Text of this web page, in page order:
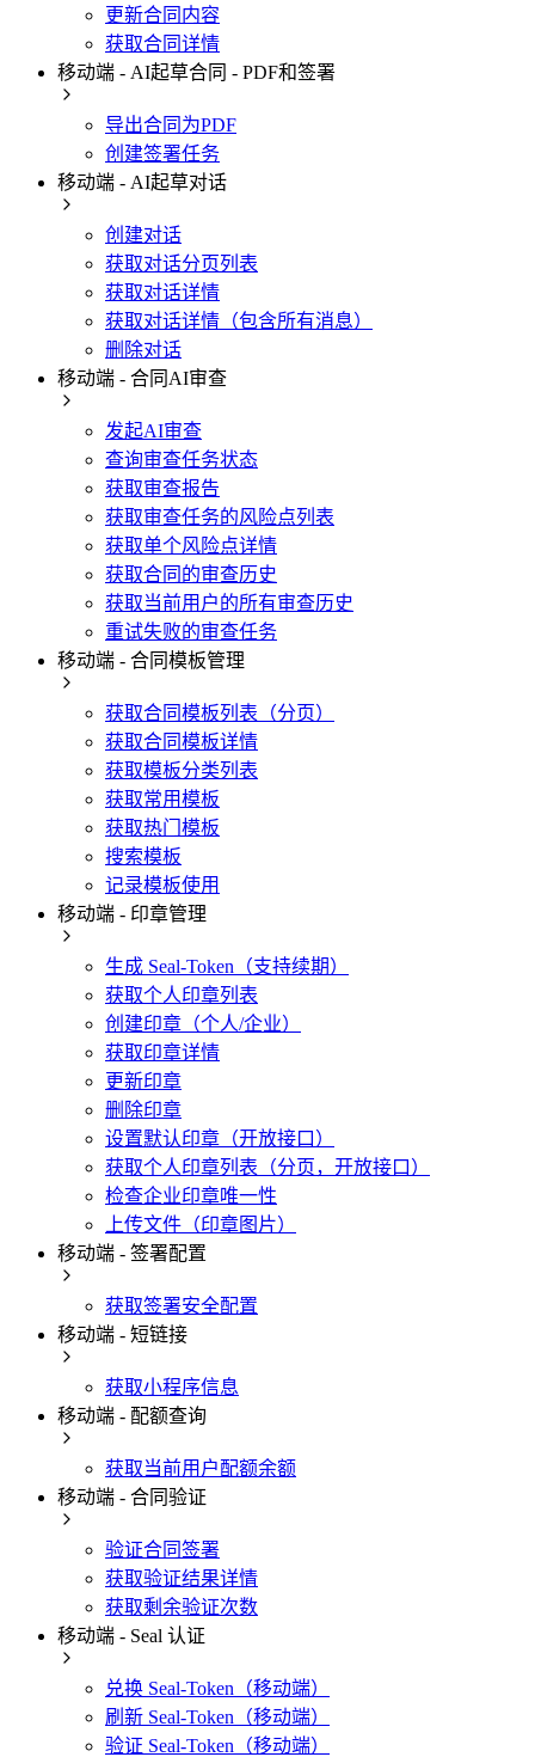
更新合同内容
获取合同详情
移动端 - AI起草合同 - PDF和签署
导出合同为PDF
创建签署任务
移动端 - AI起草对话
创建对话
获取对话分页列表
获取对话详情
获取对话详情（包含所有消息）
删除对话
移动端 - 合同AI审查
发起AI审查
查询审查任务状态
获取审查报告
获取审查任务的风险点列表
获取单个风险点详情
获取合同的审查历史
获取当前用户的所有审查历史
重试失败的审查任务
移动端 - 合同模板管理
获取合同模板列表（分页）
获取合同模板详情
获取模板分类列表
获取常用模板
获取热门模板
搜索模板
记录模板使用
移动端 - 印章管理
生成 Seal-Token（支持续期）
获取个人印章列表
创建印章（个人/企业）
获取印章详情
更新印章
删除印章
设置默认印章（开放接口）
获取个人印章列表（分页，开放接口）
检查企业印章唯一性
上传文件（印章图片）
移动端 - 签署配置
获取签署安全配置
移动端 - 短链接
获取小程序信息
移动端 - 配额查询
获取当前用户配额余额
移动端 - 合同验证
验证合同签署
获取验证结果详情
获取剩余验证次数
移动端 - Seal 认证
兑换 Seal-Token（移动端）
刷新 Seal-Token（移动端）
验证 Seal-Token（移动端）